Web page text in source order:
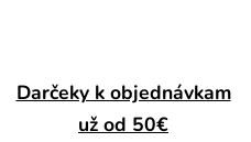
Darčeky k objednávkam
už od 50€